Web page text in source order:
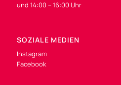
und 14:00 – 16:00 Uhr
SOZIALE MEDIEN
Instagram
Facebook